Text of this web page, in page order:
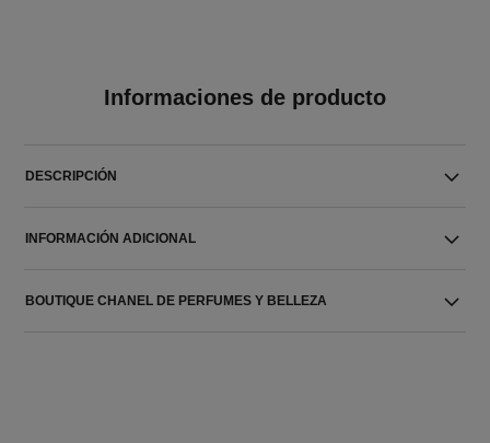
Informaciones de producto
DESCRIPCIÓN
INFORMACIÓN ADICIONAL
BOUTIQUE CHANEL DE PERFUMES Y BELLEZA